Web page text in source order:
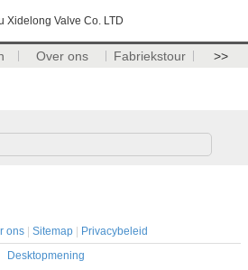
Xidelong Valve Co. LTD
Over ons Fabriekstour >>
ons| Sitemap|
Privacybeleid
Desktopmening